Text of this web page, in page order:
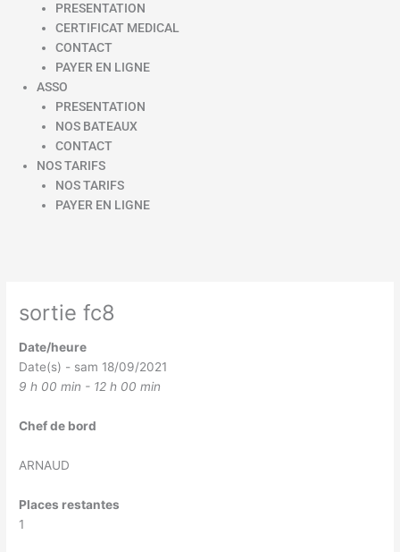
PRESENTATION
CERTIFICAT MEDICAL
CONTACT
PAYER EN LIGNE
ASSO
PRESENTATION
NOS BATEAUX
CONTACT
NOS TARIFS
NOS TARIFS
PAYER EN LIGNE
sortie fc8
Date/heure
Date(s) - sam 18/09/2021
9 h 00 min - 12 h 00 min
Chef de bord
ARNAUD
Places restantes
1